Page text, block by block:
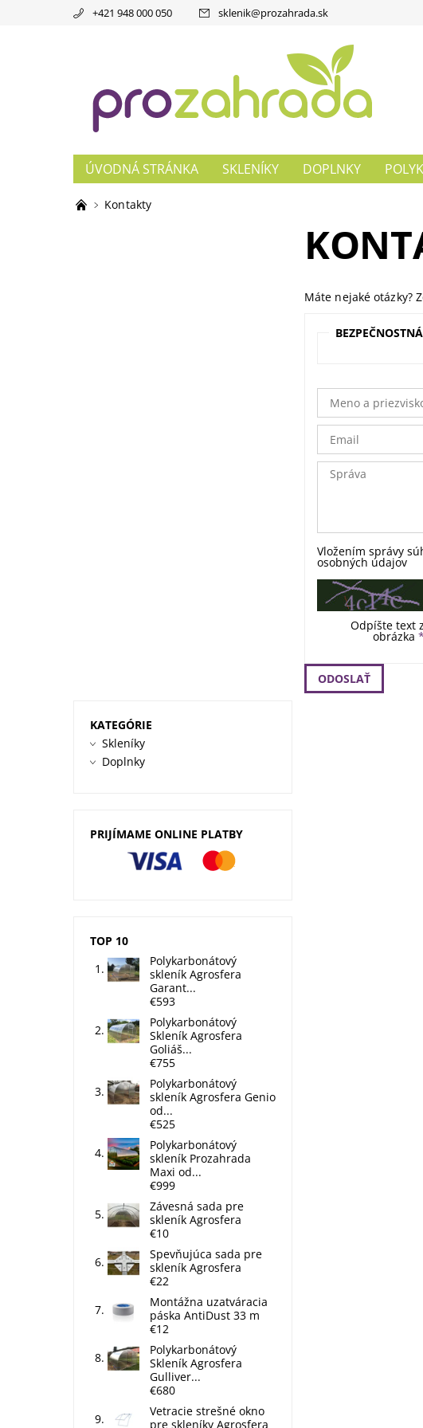
+421 948 000 050 sklenik@prozahrada.sk
ÚVODNÁ STRÁNKA SKLENÍKY DOPLNKY
ZÁHRADNÁ DLAŽBA
Kontakty
Máte nejaké otázky?
Vložením správy
osobných údajov
Odpíšte text z
obrázka
KATEGÓRIE
Skleníky
Doplnky
PRIJÍMAME ONLINE PLATBY
TOP 10
Polykarbonátový
skleník Agrosfera
Garant...
€593
Polykarbonátový
Skleník Agrosfera
Goliáš...
€755
Polykarbonátový
skleník Agrosfera Genio
od...
€525
Polykarbonátový
skleník Prozahrada
Maxi od...
€999
Závesná sada pre
skleník Agrosfera
€10
Spevňujúca sada pre
skleník Agrosfera
€22
Montážna uzatváracia
páska AntiDust 33 m
€12
Polykarbonátový
Skleník Agrosfera
Gulliver...
€680
Vetracie strešné okno
pre skleníky Agrosfera